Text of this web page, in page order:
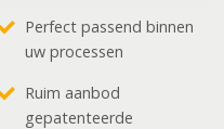
Perfect passend binnen
uw processen
Ruim aanbod
gepatenteerde